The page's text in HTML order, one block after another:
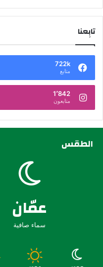
تابِعنا
722k
متابع
1٬842
متابعون
الطقس
عمّان
سماء صافية